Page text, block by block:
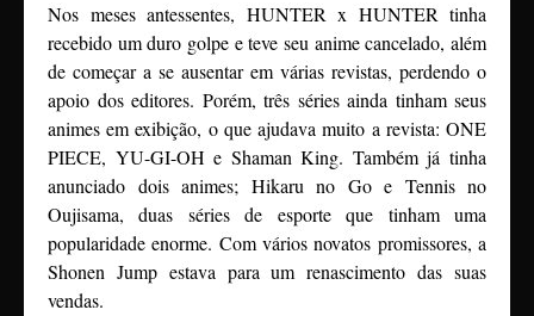
Nos meses antessentes, HUNTER x HUNTER tinha
recebido um duro golpe e teve seu anime cancelado, além
de começar a se ausentar em várias revistas, perdendo o
apoio dos editores. Porém, três séries ainda tinham seus
animes em exibição, o que ajudava muito a revista: ONE
PIECE, YU-GI-OH e Shaman King. Também já tinha
anunciado dois animes; Hikaru no Go e Tennis no
Oujisama, duas séries de esporte que tinham uma
popularidade enorme. Com vários novatos promissores, a
Shonen Jump estava para um renascimento das suas
vendas.